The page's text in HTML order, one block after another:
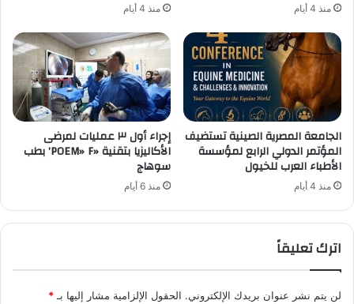
منذ 4 أيام منذ 4 أيام
الجامعة المصرية الصينية تستضيف
المؤتمر الدولي الرابع لمؤسسة
الأطباء العرب للخيول
منذ 4 أيام
إجراء أول ٣ عمليات لمرضى
الأكاليزيا بتقنية «POEM» F’ بطب
سوهاج
منذ 6 أيام
اترك تعليقاً
لن يتم نشر عنوان بريدك الإلكتروني. الحقول الإلزامية مشار إليها بـ *